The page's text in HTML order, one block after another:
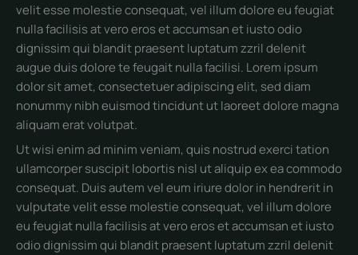
velit esse molestie consequat, vel illum dolore eu feugiat
nulla facilisis at vero eros et accumsan et iusto odio
dignissim qui blandit praesent luptatum zzril delenit
augue duis dolore te feugait nulla facilisi. Lorem ipsum
dolor sit amet, consectetuer adipiscing elit, sed diam
nonummy nibh euismod tincidunt ut laoreet dolore magna
aliquam erat volutpat.
Ut wisi enim ad minim veniam, quis nostrud exerci tation
ullamcorper suscipit lobortis nisl ut aliquip ex ea commodo
consequat. Duis autem vel eum iriure dolor in hendrerit in
vulputate velit esse molestie consequat, vel illum dolore
eu feugiat nulla facilisis at vero eros et accumsan et iusto
odio dignissim qui blandit praesent luptatum zzril delenit